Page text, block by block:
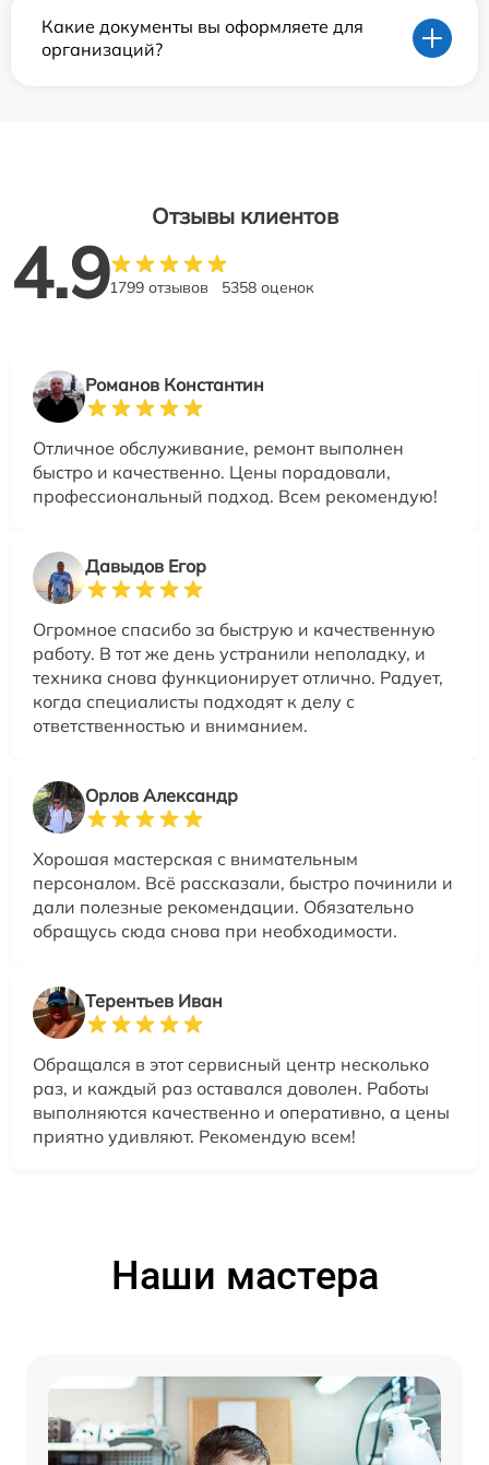
Какие документы вы оформляете для
организаций?
Отзывы клиентов
4.91799 отзывов 5358 оценок
Романов Константин
Отличное обслуживание, ремонт выполнен
быстро и качественно. Цены порадовали,
профессиональный подход. Всем рекомендую!
Давыдов Егор
Огромное спасибо за быструю и качественную
работу. В тот же день устранили неполадку, и
техника снова функционирует отлично. Радует,
когда специалисты подходят к делу с
ответственностью и вниманием.
Орлов Александр
Хорошая мастерская с внимательным
персоналом. Всё рассказали, быстро починили и
дали полезные рекомендации. Обязательно
обращусь сюда снова при необходимости.
Терентьев Иван
Обращался в этот сервисный центр несколько
раз, и каждый раз оставался доволен. Работы
выполняются качественно и оперативно, а цены
приятно удивляют. Рекомендую всем!
Наши мастера